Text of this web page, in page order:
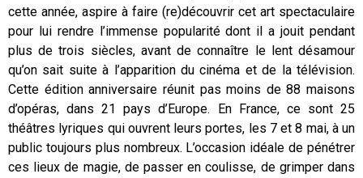
cette année, aspire à faire (re)découvrir cet art spectaculaire
pour lui rendre l’immense popularité dont il a jouit pendant
plus de trois siècles, avant de connaître le lent désamour
qu’on sait suite à l’apparition du cinéma et de la télévision.
Cette édition anniversaire réunit pas moins de 88 maisons
d’opéras, dans 21 pays d’Europe. En France, ce sont 25
théâtres lyriques qui ouvrent leurs portes, les 7 et 8 mai, à un
public toujours plus nombreux. L’occasion idéale de pénétrer
ces lieux de magie, de passer en coulisse, de grimper dans